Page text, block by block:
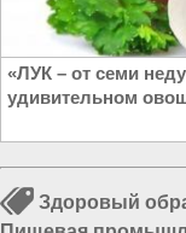
«ЛУК – от семи
удивительном
Здоровый